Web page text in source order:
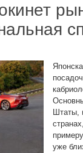
Штаты,
уже